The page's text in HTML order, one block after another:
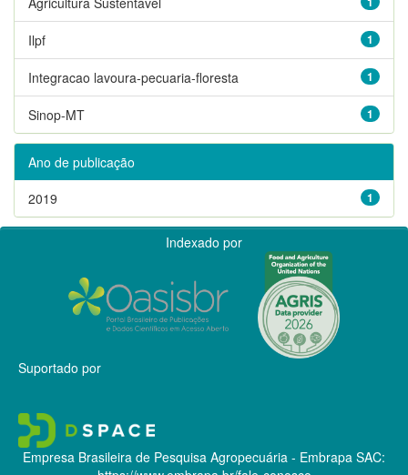
1
Ilpf
1
Integracao lavoura-pecuaria-floresta
1
Sinop-MT
Ano de publicação
1
2019
Indexado por
Suportado por
Empresa Brasileira de Pesquisa Agropecuária - Embrapa SAC: